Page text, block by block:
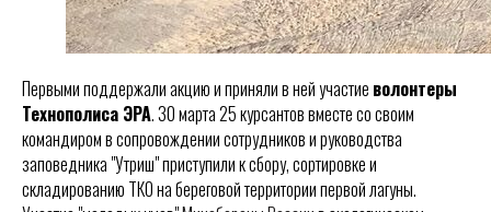
Первыми поддержали акцию и приняли в ней участие волонтеры
Технополиса ЭРА. 30 марта 25 курсантов вместе со своим
командиром в сопровождении сотрудников и руководства
заповедника "Утриш" приступили к сбору, сортировке и
складированию ТКО на береговой территории первой лагуны.